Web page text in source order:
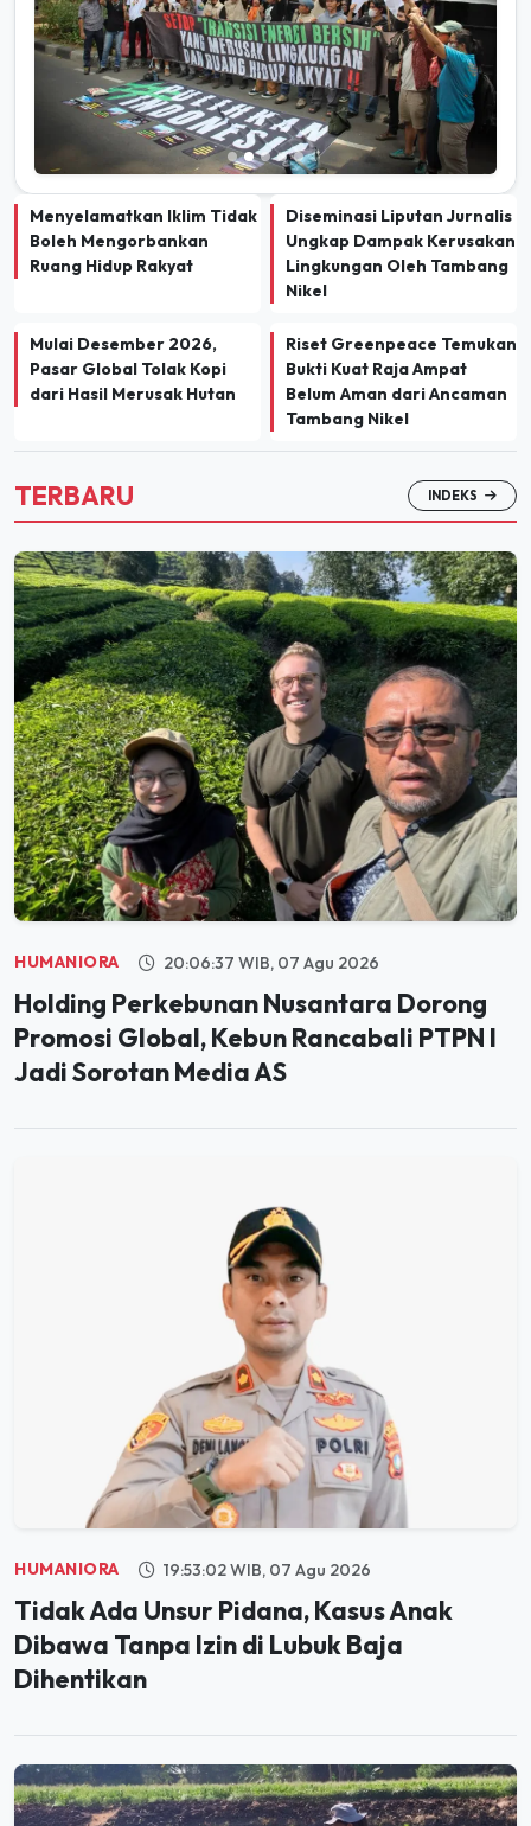
Menyelamatkan Iklim Tidak
Boleh Mengorbankan
Ruang Hidup Rakyat
Diseminasi Liputan Jurnalis
Ungkap Dampak Kerusakan
Lingkungan Oleh Tambang
Nikel
Mulai Desember 2026,
Pasar Global Tolak Kopi
dari Hasil Merusak Hutan
Riset Greenpeace Temukan
Bukti Kuat Raja Ampat
Belum Aman dari Ancaman
Tambang Nikel
TERBARU INDEKS
HUMANIORA 20:06:37 WIB, 07 Agu 2026
Holding Perkebunan Nusantara Dorong
Promosi Global, Kebun Rancabali PTPN I
Jadi Sorotan Media AS
HUMANIORA 19:53:02 WIB, 07 Agu 2026
Tidak Ada Unsur Pidana, Kasus Anak
Dibawa Tanpa Izin di Lubuk Baja
Dihentikan